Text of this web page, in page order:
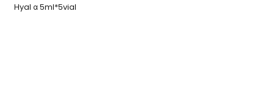
Hyal α 5ml*5vial